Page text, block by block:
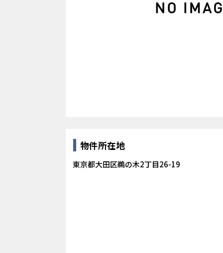
物件所在地
東京都大田区鵜の木2丁目26-19